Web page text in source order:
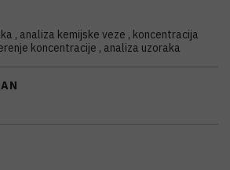
, analiza kemijske veze , koncentracija
koncentracije , analiza uzoraka